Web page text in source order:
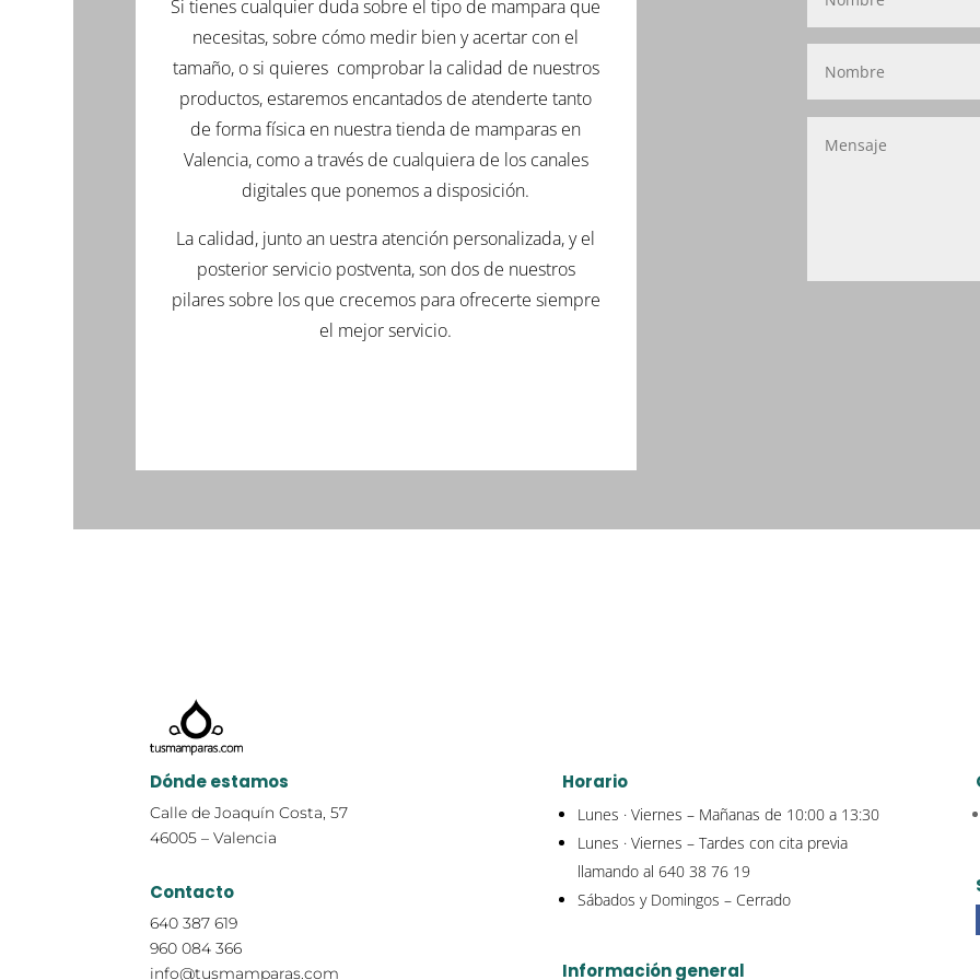
Si tienes cualquier duda sobre el tipo de mampara que
necesitas, sobre cómo medir bien y acertar con el
tamaño, o si quieres comprobar la calidad de nuestros
productos, estaremos encantados de atenderte tanto
de forma física en nuestra tienda de mamparas en
Valencia, como a través de cualquiera de los canales
digitales que ponemos a disposición.
La calidad, junto an uestra atención personalizada, y el
posterior servicio postventa, son dos de nuestros
pilares sobre los que crecemos para ofrecerte siempre
el mejor servicio.
Dónde estamos
Calle de Joaquín Costa, 57
46005 – Valencia
Contacto
640 387 619
960 084 366
info@tusmamparas.com
Horario
Lunes · Viernes – Mañanas de 10:00 a 13:30
Lunes · Viernes – Tardes con cita previa
llamando al 640 38 76 19
Sábados y Domingos – Cerrado
Información general